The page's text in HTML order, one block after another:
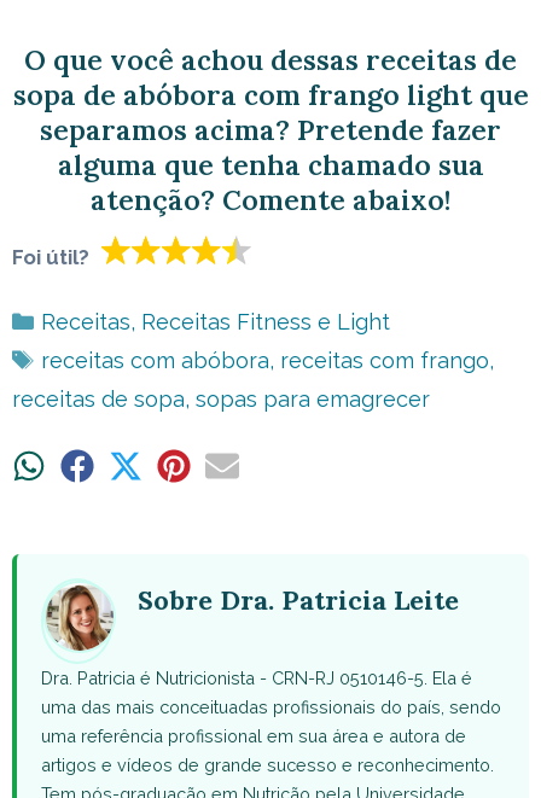
O que você achou dessas receitas de
sopa de abóbora com frango light que
separamos acima? Pretende fazer
alguma que tenha chamado sua
atenção? Comente abaixo!
Foi útil?
Categorias
Receitas, Receitas Fitness e Light
Tags
receitas com abóbora, receitas com frango,
receitas de sopa, sopas para emagrecer
ShareShare ShareShareShare
Sobre Dra. Patricia Leite
Dra. Patricia é Nutricionista - CRN-RJ 0510146-5. Ela é
uma das mais conceituadas profissionais do país, sendo
uma referência profissional em sua área e autora de
artigos e vídeos de grande sucesso e reconhecimento.
Tem pós-graduação em Nutrição pela Universidade